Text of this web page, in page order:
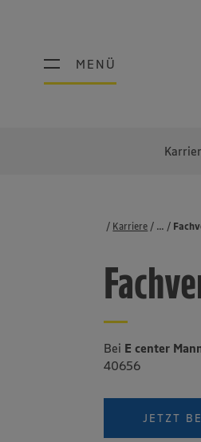
MENÜ
MENÜ
Faires Gehalt
Diversität
Karriere ...
Bei E center
40656
JETZT